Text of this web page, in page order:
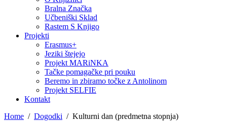
Bralna Značka
Učbeniški Sklad
Rastem S Knjigo
Projekti
Erasmus+
Jeziki štejejo
Projekt MARiNKA
Tačke pomagačke pri pouku
Beremo in zbiramo točke z Antolinom
Projekt SELFIE
Kontakt
Home
Dogodki Kulturni dan (predmetna stopnja)